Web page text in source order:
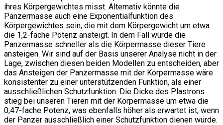
ihres Körpergewichtes misst. Alternativ könnte die
Panzermasse auch eine Exponentialfunktion des
Körpergewichtes sein, die mit dem Körpergewicht um etwa
die 1,2-fache Potenz ansteigt. In dem Fall würde die
Panzermasse schneller als die Körpermasse dieser Tiere
ansteigen. Wir sind auf der Basis unserer Analyse nicht in der
Lage, zwischen diesen beiden Modellen zu entscheiden, aber
das Ansteigen der Panzermasse mit der Körpermasse wäre
konsistenter zu einer unterstützenden Funktion, als einer
ausschließlichen Schutzfunktion. Die Dicke des Plastrons
stieg bei unseren Tieren mit der Körpermasse um etwa die
0,47-fache Potenz, was ebenfalls höher als erwartet ist, wenn
der Panzer ausschließlich einer Schutzfunktion dienen würde.